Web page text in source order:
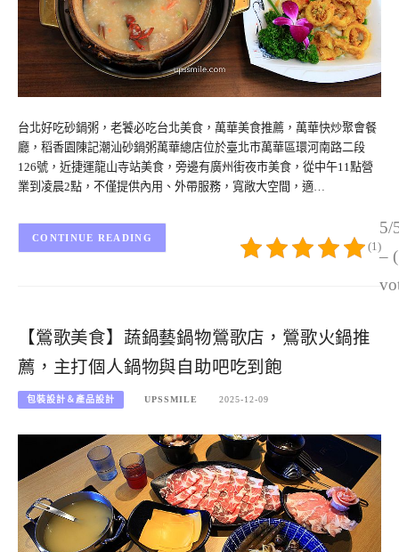
台北好吃砂鍋粥，老饕必吃台北美食，萬華美食推薦，萬華快炒聚會餐
廳，稻香園陳記潮汕砂鍋粥萬華總店位於臺北市萬華區環河南路二段
126號，近捷運龍山寺站美食，旁邊有廣州街夜市美食，從中午11點營
業到凌晨2點，不僅提供內用、外帶服務，寬敞大空間，適…
5/
–
(1)
CONTINUE READING
【鶯歌美食】蔬鍋藝鍋物鶯歌店，鶯歌火鍋推
薦，主打個人鍋物與自助吧吃到飽
包裝設計＆產品設計 UPSSMILE 2025-12-09